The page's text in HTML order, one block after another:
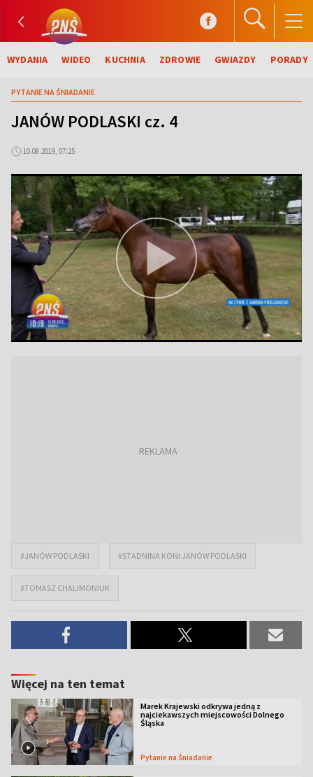
WYDANIA WIDEO KUCHNIA ZDROWIE GWIAZDY PORADY
PYTANIE NA ŚNIADANIE
JANÓW PODLASKI cz. 4
10.08.2019, 07:25
#JANÓW PODLASKI #STADNINA KONI JANÓW PODLASKI
#TOMASZ CHALIMONIUK
Więcej na ten temat
Marek Krajewski odkrywa jedną z
najciekawszych miejscowości Dolnego
Śląska
Pytanie na Śniadanie